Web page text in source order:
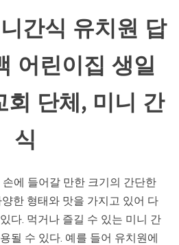
간식 유치원 답
어린이집 생일
회 단체, 미니 간
식
에 들어갈 만한 크기의 간단한
한 형태와 맛을 가지고 있어 다
다. 먹거나 즐길 수 있는 미니 간
될 수 있다. 예를 들어 유치원에